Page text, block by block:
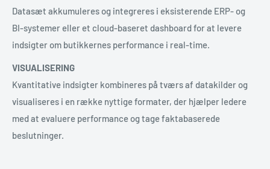
Datasæt akkumuleres og integreres i eksisterende ERP- og
BI-systemer eller et cloud-baseret dashboard for at levere
indsigter om butikkernes performance i real-time.
VISUALISERING
Kvantitative indsigter kombineres på tværs af datakilder og
visualiseres i en række nyttige formater, der hjælper ledere
med at evaluere performance og tage faktabaserede
beslutninger.